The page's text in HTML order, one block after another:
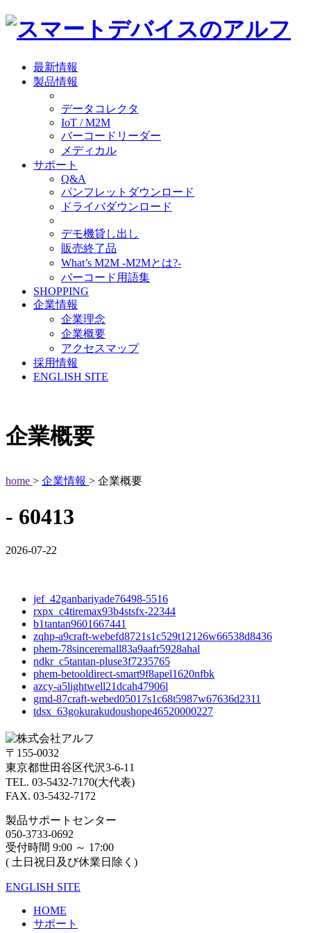
最新情報
製品情報
データコレクタ
IoT / M2M
バーコードリーダー
メディカル
サポート
Q&A
パンフレットダウンロード
ドライバダウンロード
デモ機貸し出し
販売終了品
What’s M2M -M2Mとは?-
バーコード用語集
SHOPPING
企業情報
企業理念
企業概要
アクセスマップ
採用情報
ENGLISH SITE
企業概要
home > 企業情報 > 企業概要
- 60413
2026-07-22
jef_42ganbariyade76498-5516
rxpx_c4tiremax93b4stsfx-22344
b1tantan9601667441
zqhp-a9craft-webefd8721s1c529t12126w66538d8436
phem-78sinceremall83a9aafr5928ahal
ndkr_c5tantan-pluse3f7235765
phem-betooldirect-smart9f8apel1620nfbk
azcy-a5lightwell21dcah47906l
gmd-87craft-webed05017s1c68t5987w67636d2311
tdsx_63gokurakudoushope46520000227
〒155-0032
東京都世田谷区代沢3-6-11
TEL. 03-5432-7170(大代表)
FAX. 03-5432-7172
製品サポートセンター
050-3733-0692
受付時間 9:00 ～ 17:00
( 土日祝日及び休業日除く)
ENGLISH SITE
HOME
サポート